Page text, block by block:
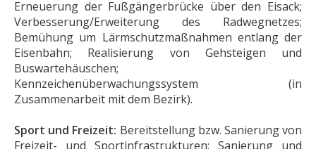
Erneuerung der Fußgängerbrücke über den Eisack;
Verbesserung/Erweiterung des Radwegnetzes;
Bemühung um Lärmschutzmaßnahmen entlang der
Eisenbahn; Realisierung von Gehsteigen und
Buswartehäuschen;
Kennzeichenüberwachungssystem (in
Zusammenarbeit mit dem Bezirk).
Sport und Freizeit: Bereitstellung bzw. Sanierung von
Freizeit- und Sportinfrastrukturen; Sanierung und